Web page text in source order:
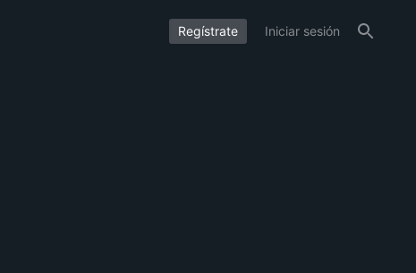
Regístrate Iniciar sesión